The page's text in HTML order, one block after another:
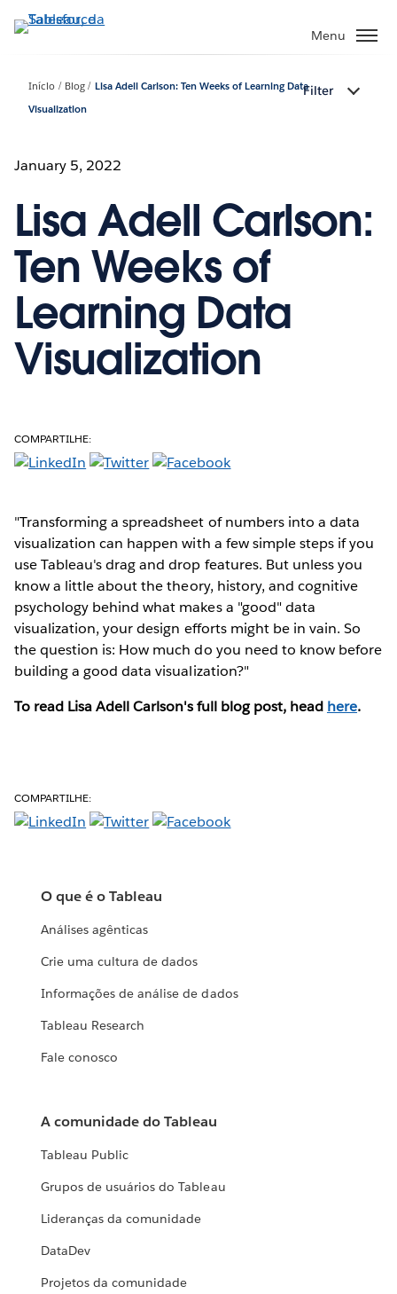
Pular
para
principal
Menu
Início Blog
Lisa Adell Carlson: Ten Weeks of Learning Data
Visualization
Filter
January 5, 2022
Lisa Adell Carlson:
Ten Weeks of
Learning Data
Visualization
COMPARTILHE:
"Transforming a spreadsheet of numbers into a data
visualization can happen with a few simple steps if you
use Tableau's drag and drop features. But unless you
know a little about the theory, history, and cognitive
psychology behind what makes a "good" data
visualization, your design efforts might be in vain. So
the question is: How much do you need to know before
building a good data visualization?"
To read Lisa Adell Carlson's full blog post, head here.
COMPARTILHE:
O que é o Tableau
Análises agênticas
Crie uma cultura de dados
Informações de análise de dados
Tableau Research
Fale conosco
A comunidade do Tableau
Tableau Public
Grupos de usuários do Tableau
Lideranças da comunidade
DataDev
Projetos da comunidade